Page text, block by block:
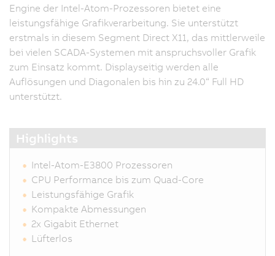
Engine der Intel-Atom-Prozessoren bietet eine
leistungsfähige Grafikverarbeitung. Sie unterstützt
erstmals in diesem Segment Direct X11, das mittlerweile
bei vielen SCADA-Systemen mit anspruchsvoller Grafik
zum Einsatz kommt. Displayseitig werden alle
Auflösungen und Diagonalen bis hin zu 24.0“ Full HD
unterstützt.
Highlights
Intel-Atom-E3800 Prozessoren
CPU Performance bis zum Quad-Core
Leistungsfähige Grafik
Kompakte Abmessungen
2x Gigabit Ethernet
Lüfterlos